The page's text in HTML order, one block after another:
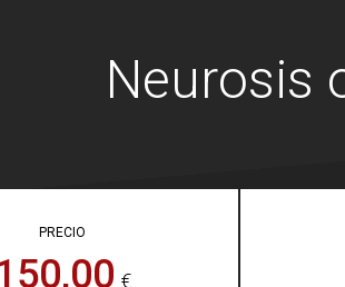
Neurosis
PRECIO
€